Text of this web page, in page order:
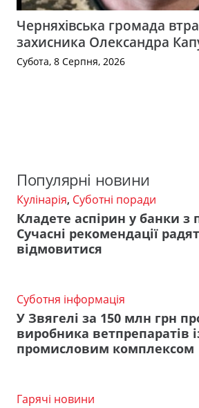
Черняхівська громада
захисника Олександра
Субота, 8 Серпня, 2026
Популярні новини
Кулінарія, Суботні поради
Кладете аспірин у банки з
Сучасні рекомендації
відмовитися
Суботня інформація
У Звягелі за 150 млн грн
виробника ветпрепаратів
промисловим комплексом
Гарячі новини